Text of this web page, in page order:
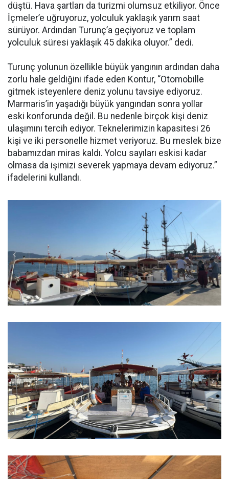
düştü. Hava şartları da turizmi olumsuz etkiliyor. Önce
İçmeler’e uğruyoruz, yolculuk yaklaşık yarım saat
sürüyor. Ardından Turunç’a geçiyoruz ve toplam
yolculuk süresi yaklaşık 45 dakika oluyor.” dedi.
Turunç yolunun özellikle büyük yangının ardından daha
zorlu hale geldiğini ifade eden Kontur, “Otomobille
gitmek isteyenlere deniz yolunu tavsiye ediyoruz.
Marmaris’in yaşadığı büyük yangından sonra yollar
eski konforunda değil. Bu nedenle birçok kişi deniz
ulaşımını tercih ediyor. Teknelerimizin kapasitesi 26
kişi ve iki personelle hizmet veriyoruz. Bu meslek bize
babamızdan miras kaldı. Yolcu sayıları eskisi kadar
olmasa da işimizi severek yapmaya devam ediyoruz.”
ifadelerini kullandı.